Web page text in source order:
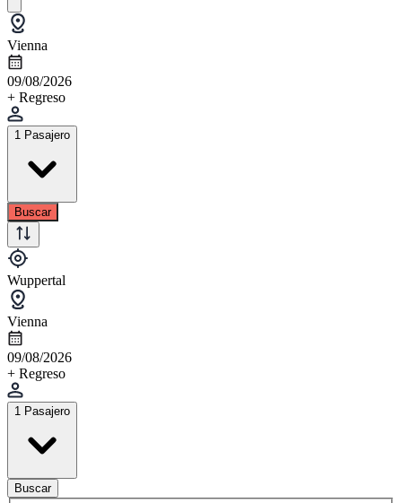
Vienna
09/08/2026
+ Regreso
1 Pasajero
Buscar
Wuppertal
Vienna
09/08/2026
+ Regreso
1 Pasajero
Buscar